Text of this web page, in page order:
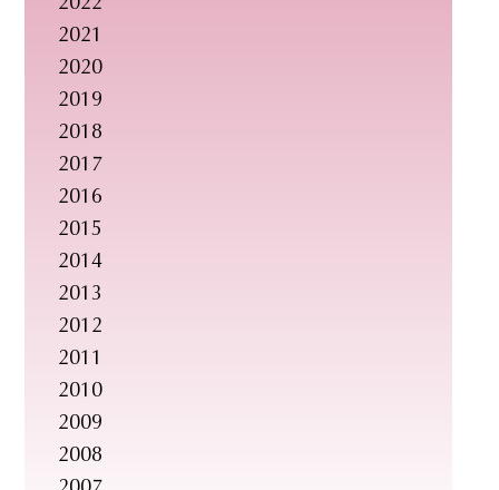
2022
2021
2020
2019
2018
2017
2016
2015
2014
2013
2012
2011
2010
2009
2008